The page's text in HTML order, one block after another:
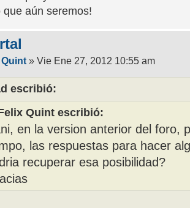
que aún seremos!
» Vie Ene 27, 2012 10:55 am
escribió:
Quint escribió:
en la version anterior del foro,
las respuestas para hacer
recuperar esa posibilidad?